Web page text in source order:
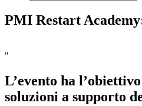
PMI Restart
"
L’evento ha
soluzioni a supporto